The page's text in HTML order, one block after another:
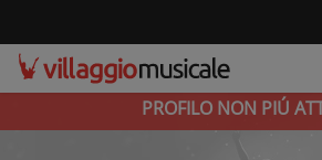
PROFILO NON PIÚ